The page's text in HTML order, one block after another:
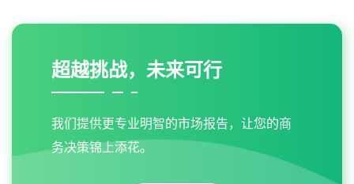
超越挑战，未来可行
我们提供更专业明智的市场报告，让您的商
务决策锦上添花。